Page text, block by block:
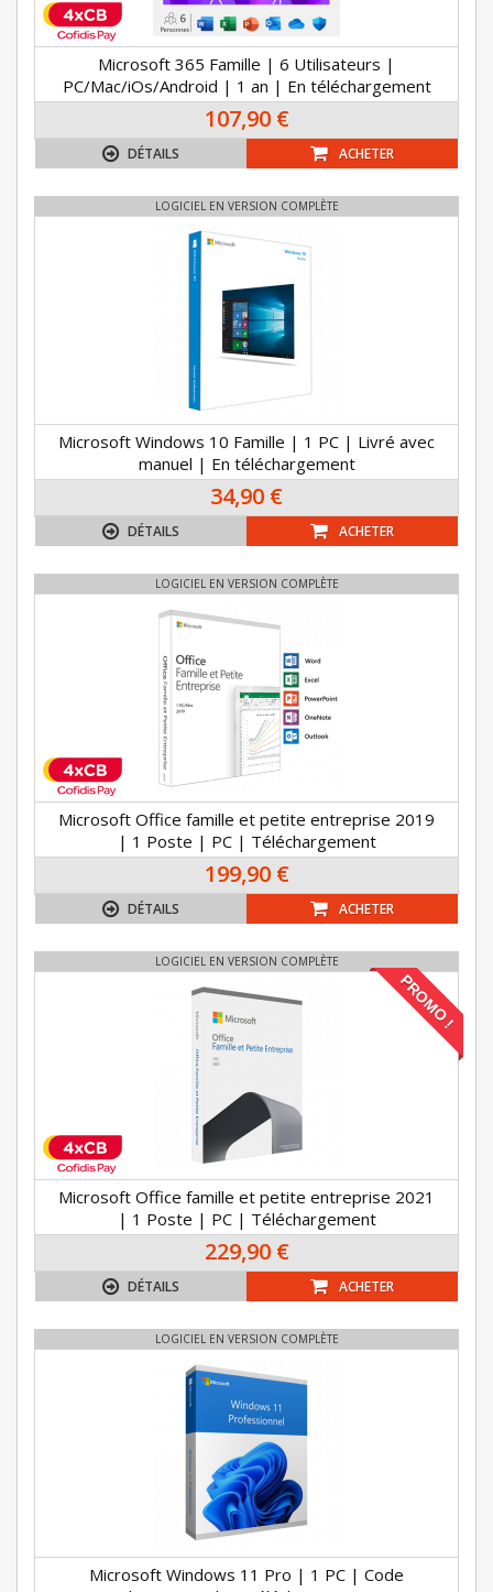
Microsoft 365 Famille | 6 Utilisateurs |
PC/Mac/iOs/Android | 1 an | En téléchargement
107,90 €
DÉTAILS ACHETER
LOGICIEL EN VERSION COMPLÈTE
Microsoft Windows 10 Famille | 1 PC | Livré avec
manuel | En téléchargement
34,90 €
DÉTAILS ACHETER
LOGICIEL EN VERSION COMPLÈTE
Microsoft Office famille et petite entreprise 2019
| 1 Poste | PC | Téléchargement
199,90 €
DÉTAILS ACHETER
LOGICIEL EN VERSION COMPLÈTE
PROMO !
Microsoft Office famille et petite entreprise 2021
| 1 Poste | PC | Téléchargement
229,90 €
DÉTAILS ACHETER
LOGICIEL EN VERSION COMPLÈTE
Microsoft Windows 11 Pro | 1 PC | Code